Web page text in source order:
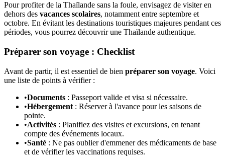
Pour profiter de la Thaïlande sans la foule, envisagez de visiter en
dehors des vacances scolaires, notamment entre septembre et
octobre. En évitant les destinations touristiques majeures pendant ces
périodes, vous pourrez découvrir une Thaïlande authentique.
Préparer son voyage : Checklist
Avant de partir, il est essentiel de bien préparer son voyage. Voici
une liste de points à vérifier :
•Documents : Passeport valide et visa si nécessaire.
•Hébergement : Réserver à l'avance pour les saisons de
pointe.
•Activités : Planifiez des visites et excursions, en tenant
compte des événements locaux.
•Santé : Ne pas oublier d'emmener des médicaments de base
et de vérifier les vaccinations requises.